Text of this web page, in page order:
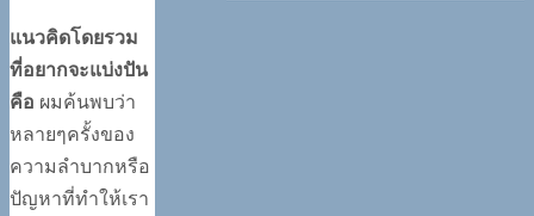
แนวคิดโดยรวม
ที่อยากจะแบ่งปัน
คือ ผมค้นพบว่า
หลายๆครั้งของ
ความลำบากหรือ
ปัญหาที่ทำให้เรา